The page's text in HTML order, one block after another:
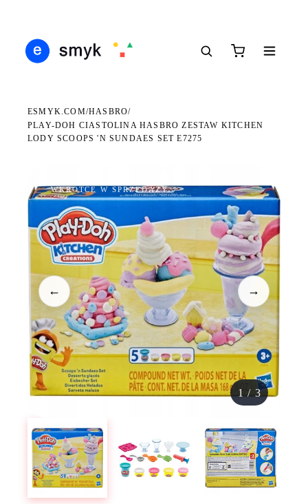
ESMYK.COM/HASBRO/
PLAY-DOH CIASTOLINA HASBRO ZESTAW KITCHEN
LODY SCOOPS 'N SUNDAES SET E7275
WKRÓTCE W SPRZEDAŻY
← →
1 / 3